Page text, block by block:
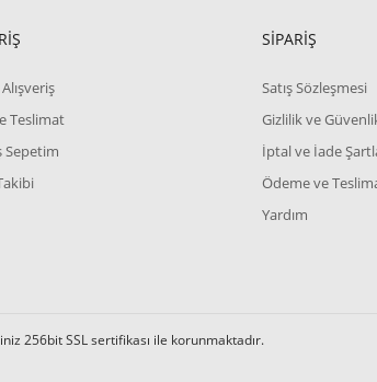
Teslimat
Sepetim
SİPARİŞ
Satış Sözleşmesi
Gizlilik ve
İptal ve İade
Ödeme ve
Yardım
256bit SSL sertifikası ile korunmaktadır.